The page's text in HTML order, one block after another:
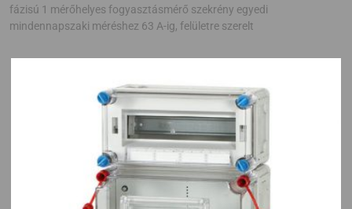
fázisú 1 mérőhelyes fogyasztásmérő szekrény egyedi
mindennapszaki méréshez 63 A-ig, felületre szerelt